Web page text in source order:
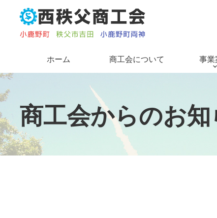
文
へ
ス
キ
ッ
プ
ホーム 商工会について 事業
商工会からのお知